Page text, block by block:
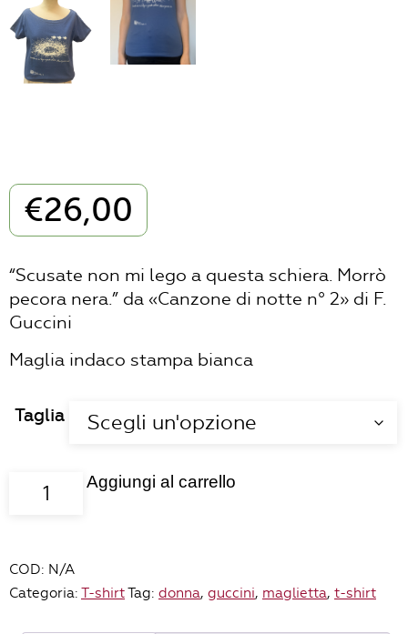
€26,00
“Scusate non mi lego a questa schiera. Morrò
pecora nera.” da «Canzone di notte n° 2» di F.
Guccini
Maglia indaco stampa bianca
Taglia
shirt
di
notte
Aggiungi al carrello
COD: N/A
Categoria: T-shirtTag: donna, guccini, maglietta, t-shirt